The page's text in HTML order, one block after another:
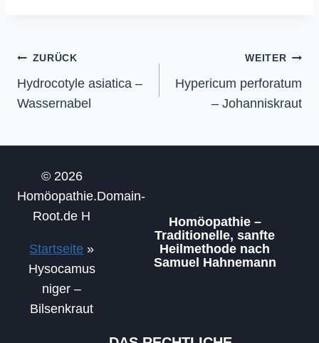
Beitragsnavigation
ZURÜCK
Hydrocotyle asiatica –
Wassernabel
WEITER
Hypericum perforatum
– Johanniskraut
© 2026
Homöopathie.Domain-
Root.de H
Startseite »
Hysocamus
niger –
Bilsenkraut
Homöopathie –
Traditionelle, sanfte
Heilmethode nach
Samuel Hahnemann